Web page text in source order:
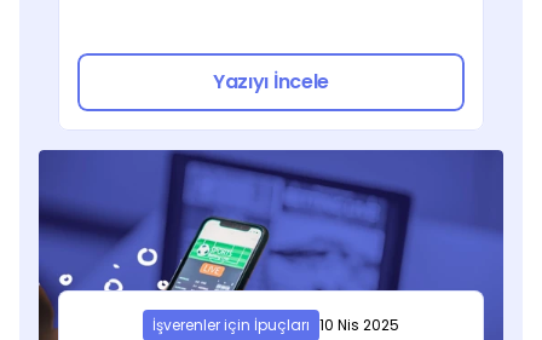
Yazıyı İncele
İşverenler için İpuçları 10 Nis 2025